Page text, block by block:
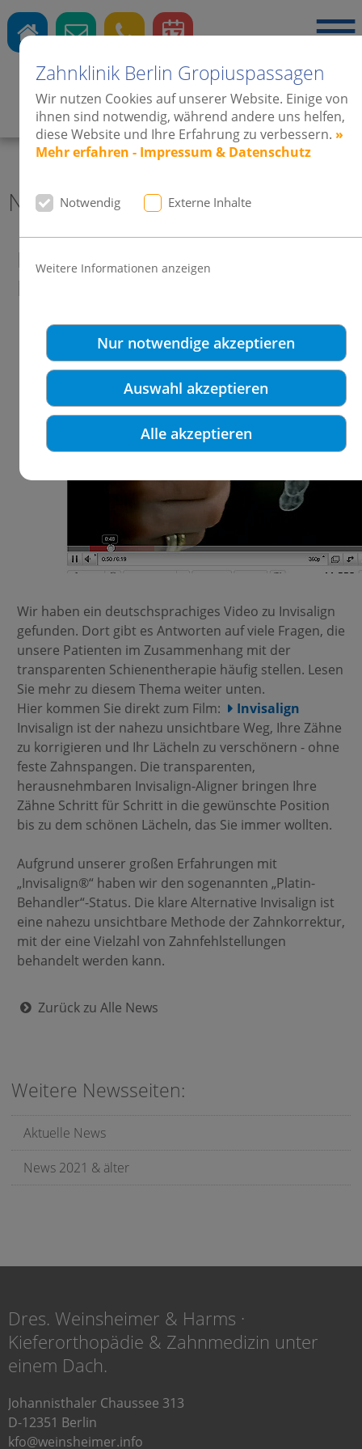
Zahnklinik Berlin Gropiuspassagen
Wir nutzen Cookies auf unserer Website. Einige von
ihnen sind notwendig, während andere uns helfen,
diese Website und Ihre Erfahrung zu verbessern. »
Mehr erfahren - Impressum & Datenschutz
Notwendig Externe Inhalte
Weitere Informationen anzeigen
Nur notwendige akzeptieren
Auswahl akzeptieren
Alle akzeptieren
Zahnärzte ·Kieferorthopädie ·Implantate
News 2010 Zahnklinik Berlin
Interessantes Video zum Thema
Invisalign
Wir haben ein deutschsprachiges Video zu Invisalign
gefunden. Dort gibt es Antworten auf viele Fragen, die
unsere Patienten im Zusammenhang mit der
transparenten Schienentherapie häufig stellen. Lesen
Sie mehr zu diesem Thema weiter unten.
Hier kommen Sie direkt zum Film:
Invisalign
Invisalign ist der nahezu unsichtbare Weg, Ihre Zähne
zu korrigieren und Ihr Lächeln zu verschönern - ohne
feste Zahnspangen. Die transparenten,
herausnehmbaren Invisalign-Aligner bringen Ihre
Zähne Schritt für Schritt in die gewünschte Position
bis zu dem schönen Lächeln, das Sie immer wollten.
Aufgrund unserer großen Erfahrungen mit
„Invisalign®“ haben wir den sogenannten „Platin-
Behandler“-Status. Die klare Alternative Invisalign ist
eine nahezu unsichtbare Methode der Zahnkorrektur,
mit der eine Vielzahl von Zahnfehlstellungen
behandelt werden kann.
Zurück zu Alle News
Weitere Newsseiten:
Aktuelle News
News 2021 & älter
Dres. Weinsheimer & Harms ·
Kieferorthopädie & Zahnmedizin unter
einem Dach.
Johannisthaler Chaussee 313
D-12351 Berlin
kfo@weinsheimer.info